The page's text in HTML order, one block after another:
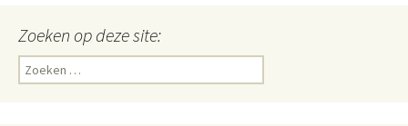
Zoeken op deze site:
Zoeken
naar: